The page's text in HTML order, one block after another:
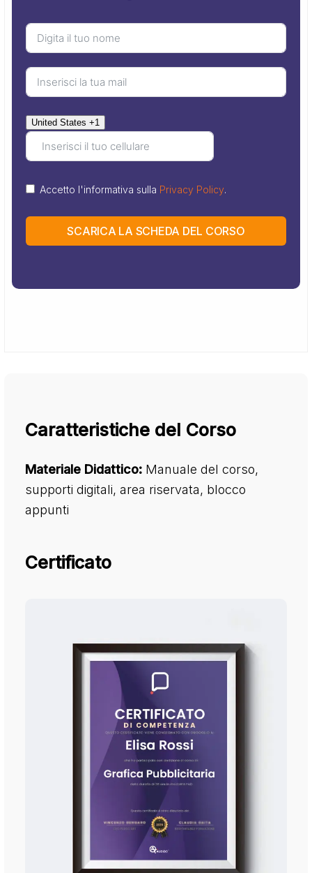
United States +1
Accetto l'informativa sulla Privacy Policy.
SCARICA LA SCHEDA DEL CORSO
Caratteristiche del Corso
Materiale Didattico: Manuale del corso,
supporti digitali, area riservata, blocco
appunti
Certificato